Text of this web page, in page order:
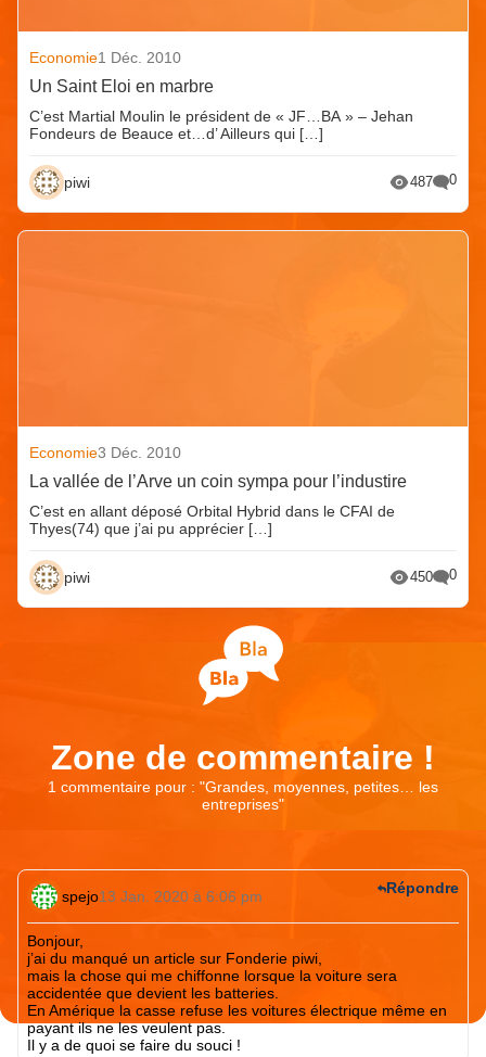
Economie1 Déc. 2010
Un Saint Eloi en marbre
C’est Martial Moulin le président de « JF…BA » – Jehan
Fondeurs de Beauce et…d’ Ailleurs qui […]
piwi 487 0
Economie3 Déc. 2010
La vallée de l’Arve un coin sympa pour l’industire
C’est en allant déposé Orbital Hybrid dans le CFAI de
Thyes(74) que j’ai pu apprécier […]
piwi 450 0
Zone de commentaire !
1 commentaire pour : "Grandes, moyennes, petites… les
entreprises"
spejo13 Jan. 2020 à 6:06 pm
Bonjour,
j’ai du manqué un article sur Fonderie piwi,
mais la chose qui me chiffonne lorsque la voiture sera
accidentée que devient les batteries.
En Amérique la casse refuse les voitures électrique même en
payant ils ne les veulent pas.
Il y a de quoi se faire du souci !
Répondre